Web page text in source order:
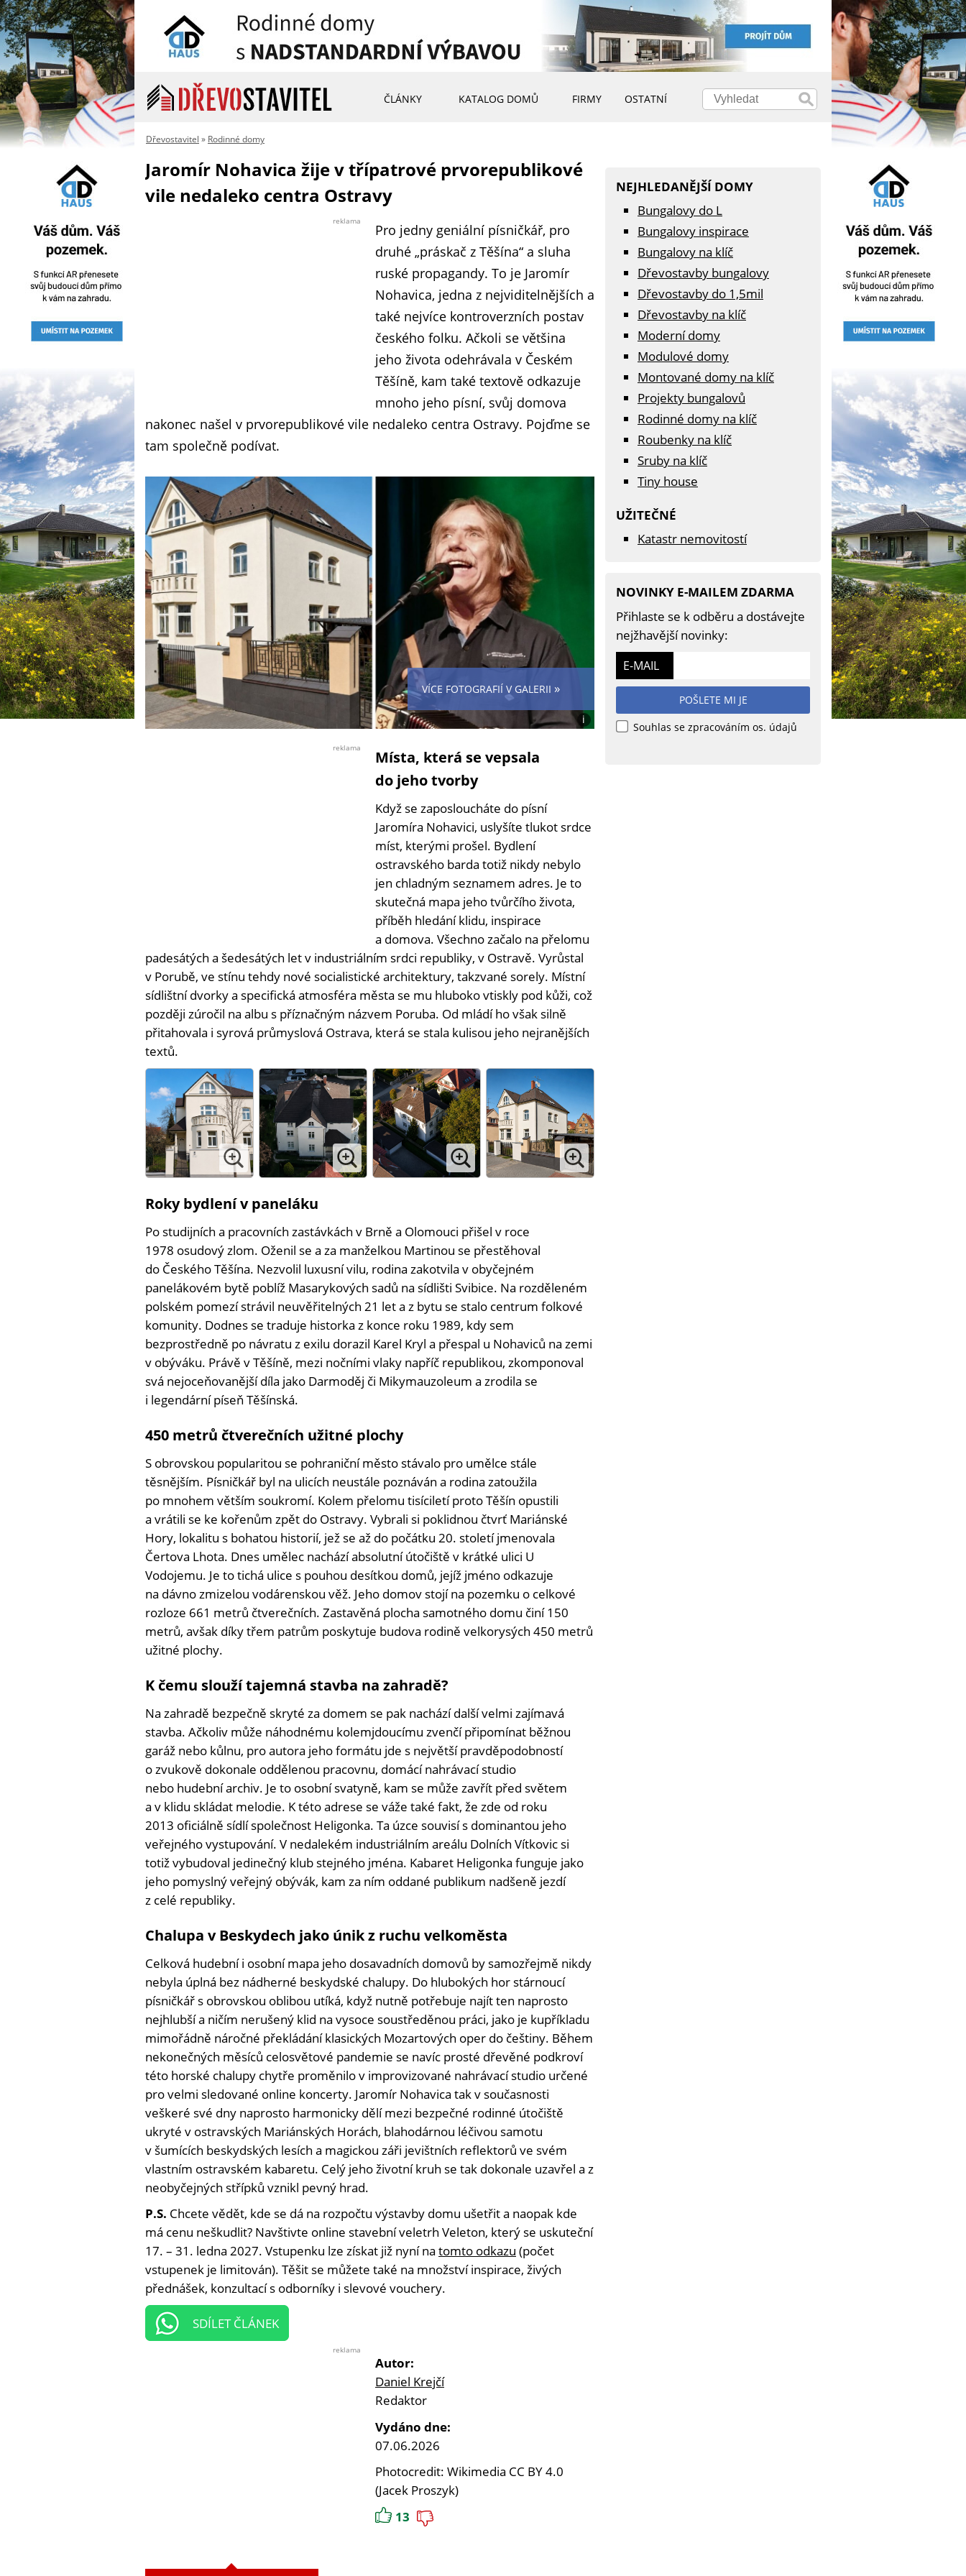
ČLÁNKY KATALOG DOMŮ FIRMY OSTATNÍ
Dřevostavitel » Rodinné domy
Jaromír Nohavica žije v třípatrové prvorepublikové
vile nedaleko centra Ostravy
reklama
Pro jedny geniální písničkář, pro
druhé „práskač z Těšína“ a sluha
ruské propagandy. To je Jaromír
Nohavica, jedna z nejviditelnějších a
také nejvíce kontroverzních postav
českého folku. Ačkoli se většina
jeho života odehrávala v Českém
Těšíně, kam také textově odkazuje
mnoho jeho písní, svůj domova
nakonec našel v prvorepublikové vile nedaleko centra Ostravy. Pojďme se
tam společně podívat.
VÍCE FOTOGRAFIÍ V GALERII »
i
Foto:
reklama
Místa, která se vepsala
do jeho tvorby
Když se zaposloucháte do písní
Jaromíra Nohavici, uslyšíte tlukot srdce
míst, kterými prošel. Bydlení
ostravského barda totiž nikdy nebylo
jen chladným seznamem adres. Je to
skutečná mapa jeho tvůrčího života,
příběh hledání klidu, inspirace
a domova. Všechno začalo na přelomu
padesátých a šedesátých let v industriálním srdci republiky, v Ostravě. Vyrůstal
v Porubě, ve stínu tehdy nové socialistické architektury, takzvané sorely. Místní
sídlištní dvorky a specifická atmosféra města se mu hluboko vtiskly pod kůži, což
později zúročil na albu s příznačným názvem Poruba. Od mládí ho však silně
přitahovala i syrová průmyslová Ostrava, která se stala kulisou jeho nejranějších
textů.
Roky bydlení v paneláku
Po studijních a pracovních zastávkách v Brně a Olomouci přišel v roce
1978 osudový zlom. Oženil se a za manželkou Martinou se přestěhoval
do Českého Těšína. Nezvolil luxusní vilu, rodina zakotvila v obyčejném
panelákovém bytě poblíž Masarykových sadů na sídlišti Svibice. Na rozděleném
polském pomezí strávil neuvěřitelných 21 let a z bytu se stalo centrum folkové
komunity. Dodnes se traduje historka z konce roku 1989, kdy sem
bezprostředně po návratu z exilu dorazil Karel Kryl a přespal u Nohaviců na zemi
v obýváku. Právě v Těšíně, mezi nočními vlaky napříč republikou, zkomponoval
svá nejoceňovanější díla jako Darmoděj či Mikymauzoleum a zrodila se
i legendární píseň Těšínská.
450 metrů čtverečních užitné plochy
S obrovskou popularitou se pohraniční město stávalo pro umělce stále
těsnějším. Písničkář byl na ulicích neustále poznáván a rodina zatoužila
po mnohem větším soukromí. Kolem přelomu tisíciletí proto Těšín opustili
a vrátili se ke kořenům zpět do Ostravy. Vybrali si poklidnou čtvrť Mariánské
Hory, lokalitu s bohatou historií, jež se až do počátku 20. století jmenovala
Čertova Lhota. Dnes umělec nachází absolutní útočiště v krátké ulici U
Vodojemu. Je to tichá ulice s pouhou desítkou domů, jejíž jméno odkazuje
na dávno zmizelou vodárenskou věž. Jeho domov stojí na pozemku o celkové
rozloze 661 metrů čtverečních. Zastavěná plocha samotného domu činí 150
metrů, avšak díky třem patrům poskytuje budova rodině velkorysých 450 metrů
užitné plochy.
K čemu slouží tajemná stavba na zahradě?
Na zahradě bezpečně skryté za domem se pak nachází další velmi zajímavá
stavba. Ačkoliv může náhodnému kolemjdoucímu zvenčí připomínat běžnou
garáž nebo kůlnu, pro autora jeho formátu jde s největší pravděpodobností
o zvukově dokonale oddělenou pracovnu, domácí nahrávací studio
nebo hudební archiv. Je to osobní svatyně, kam se může zavřít před světem
a v klidu skládat melodie. K této adrese se váže také fakt, že zde od roku
2013 oficiálně sídlí společnost Heligonka. Ta úzce souvisí s dominantou jeho
veřejného vystupování. V nedalekém industriálním areálu Dolních Vítkovic si
totiž vybudoval jedinečný klub stejného jména. Kabaret Heligonka funguje jako
jeho pomyslný veřejný obývák, kam za ním oddané publikum nadšeně jezdí
z celé republiky.
Chalupa v Beskydech jako únik z ruchu velkoměsta
Celková hudební i osobní mapa jeho dosavadních domovů by samozřejmě nikdy
nebyla úplná bez nádherné beskydské chalupy. Do hlubokých hor stárnoucí
písničkář s obrovskou oblibou utíká, když nutně potřebuje najít ten naprosto
nejhlubší a ničím nerušený klid na vysoce soustředěnou práci, jako je kupříkladu
mimořádně náročné překládání klasických Mozartových oper do češtiny. Během
nekonečných měsíců celosvětové pandemie se navíc prosté dřevěné podkroví
této horské chalupy chytře proměnilo v improvizované nahrávací studio určené
pro velmi sledované online koncerty. Jaromír Nohavica tak v současnosti
veškeré své dny naprosto harmonicky dělí mezi bezpečné rodinné útočiště
ukryté v ostravských Mariánských Horách, blahodárnou léčivou samotu
v šumících beskydských lesích a magickou záři jevištních reflektorů ve svém
vlastním ostravském kabaretu. Celý jeho životní kruh se tak dokonale uzavřel a z
neobyčejných střípků vznikl pevný hrad.
P.S. Chcete vědět, kde se dá na rozpočtu výstavby domu ušetřit a naopak kde
má cenu neškudlit? Navštivte online stavební veletrh Veleton, který se uskuteční
17. – 31. ledna 2027. Vstupenku lze získat již nyní na tomto odkazu (počet
vstupenek je limitován). Těšit se můžete také na množství inspirace, živých
přednášek, konzultací s odborníky i slevové vouchery.
SDÍLET ČLÁNEK
reklama
Autor:
Daniel Krejčí
Redaktor
Vydáno dne:
07.06.2026
Photocredit: Wikimedia CC BY 4.0
(Jacek Proszyk)
13
NEJHLEDANĚJŠÍ DOMY
Bungalovy do L
Bungalovy inspirace
Bungalovy na klíč
Dřevostavby bungalovy
Dřevostavby do 1,5mil
Dřevostavby na klíč
Moderní domy
Modulové domy
Montované domy na klíč
Projekty bungalovů
Rodinné domy na klíč
Roubenky na klíč
Sruby na klíč
Tiny house
UŽITEČNÉ
Katastr nemovitostí
NOVINKY E-MAILEM ZDARMA
Přihlaste se k odběru a dostávejte
nejžhavější novinky:
E-MAIL
POŠLETE MI JE
Souhlas se zpracováním os. údajů